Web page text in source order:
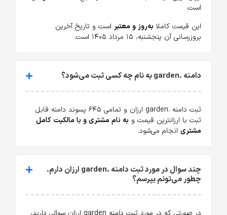
است.
این قیمت کاملا به‌روز و معتبر است و تاریخ آخرین
بروزرسانی آن پنجشنبه، ۱۵ مرداد ۱۴۰۵ است.
دامنه .garden به نام چه کسی ثبت می‌شود؟
ثبت دامنه .garden ارزان و تمامی ۶۴۵ پسوند دامنه قابل
ثبت با ارزانترین قیمت و به نام مشتری و با مالکیت کامل
مشتری انجام می‌شود.
چند سوال در مورد ثبت دامنه .garden ارزان دارم.
چطور می‌تونم بپرسم؟